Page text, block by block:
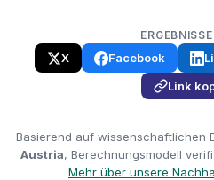
X Facebook
Link
Basierend auf wissenschaftlichen
Austria, Berechnungsmodell
Mehr über unsere